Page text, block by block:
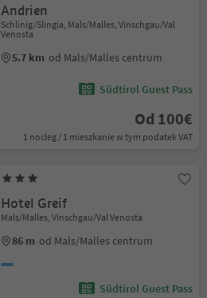
Andrien
Schlinig/Slingia, Mals/Malles, Vinschgau/Val
Venosta
5.7 km od Mals/Malles centrum
Südtirol Guest Pass
Od 100€
1 nocleg / 1 mieszkanie w tym podatek VAT
Hotel Greif
Mals/Malles, Vinschgau/Val Venosta
86 m od Mals/Malles centrum
Südtirol Guest Pass